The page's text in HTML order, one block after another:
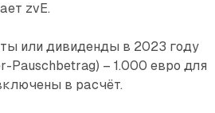
zvE.
или дивиденды в 2023 году
– 1.000 евро для
в расчёт.